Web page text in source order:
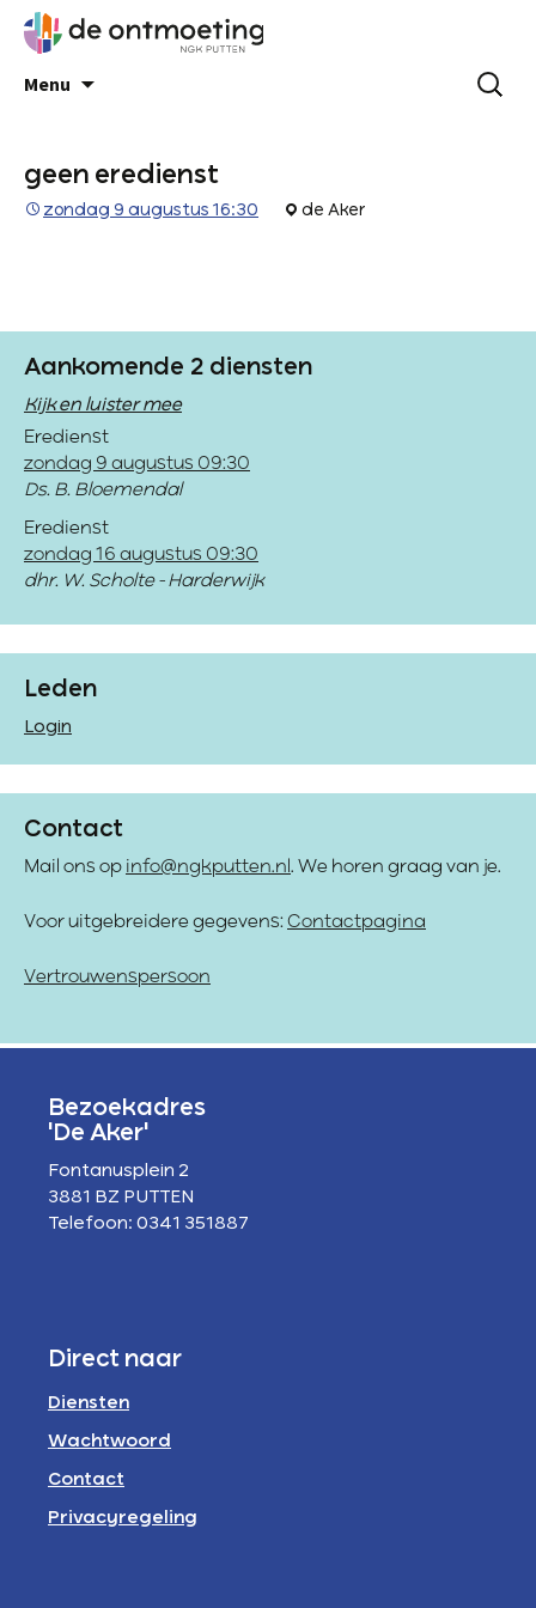
Menu
geen eredienst
zondag 9 augustus 16:30 de Aker
Aankomende 2 diensten
Kijk en luister mee
Eredienst
zondag 9 augustus 09:30
Ds. B. Bloemendal
Eredienst
zondag 16 augustus 09:30
dhr. W. Scholte - Harderwijk
Leden
Login
Contact
Mail ons op info@ngkputten.nl . We horen graag van je.
Voor uitgebreidere gegevens: Contactpagina
Vertrouwenspersoon
Bezoekadres
'De Aker'
Fontanusplein 2
3881 BZ PUTTEN
Telefoon: 0341 351887
Direct naar
Diensten
Wachtwoord
Contact
Privacyregeling